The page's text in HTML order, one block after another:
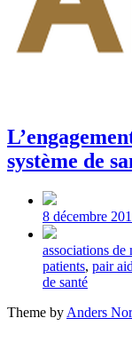
système de
Post
date
8 décembre
Tagged
with
associations de
patients, pair
de santé
Theme by Anders